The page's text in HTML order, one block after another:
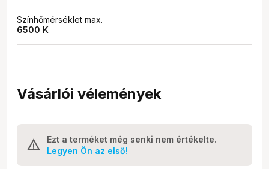
Színhőmérséklet max.
6500 K
Vásárlói vélemények
Ezt a terméket még senki nem értékelte.
Legyen Ön az első!